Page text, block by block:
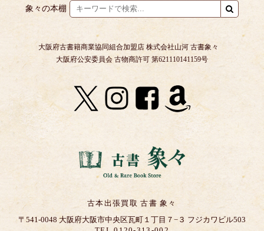
象々の本棚
大阪府古書籍商業協同組合加盟店 株式会社山河 古書象々
大阪府公安委員会 古物商許可 第621110141159号
古本出張買取 古書 象々
〒541-0048 大阪府大阪市中央区瓦町１丁目７−３ フジカワビル503